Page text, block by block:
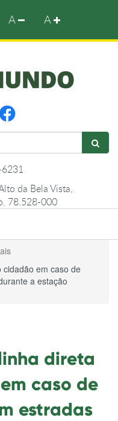
A A
da Bela Vista,
78.528-000
cidadão em caso de
a estação
direta
caso de
estradas